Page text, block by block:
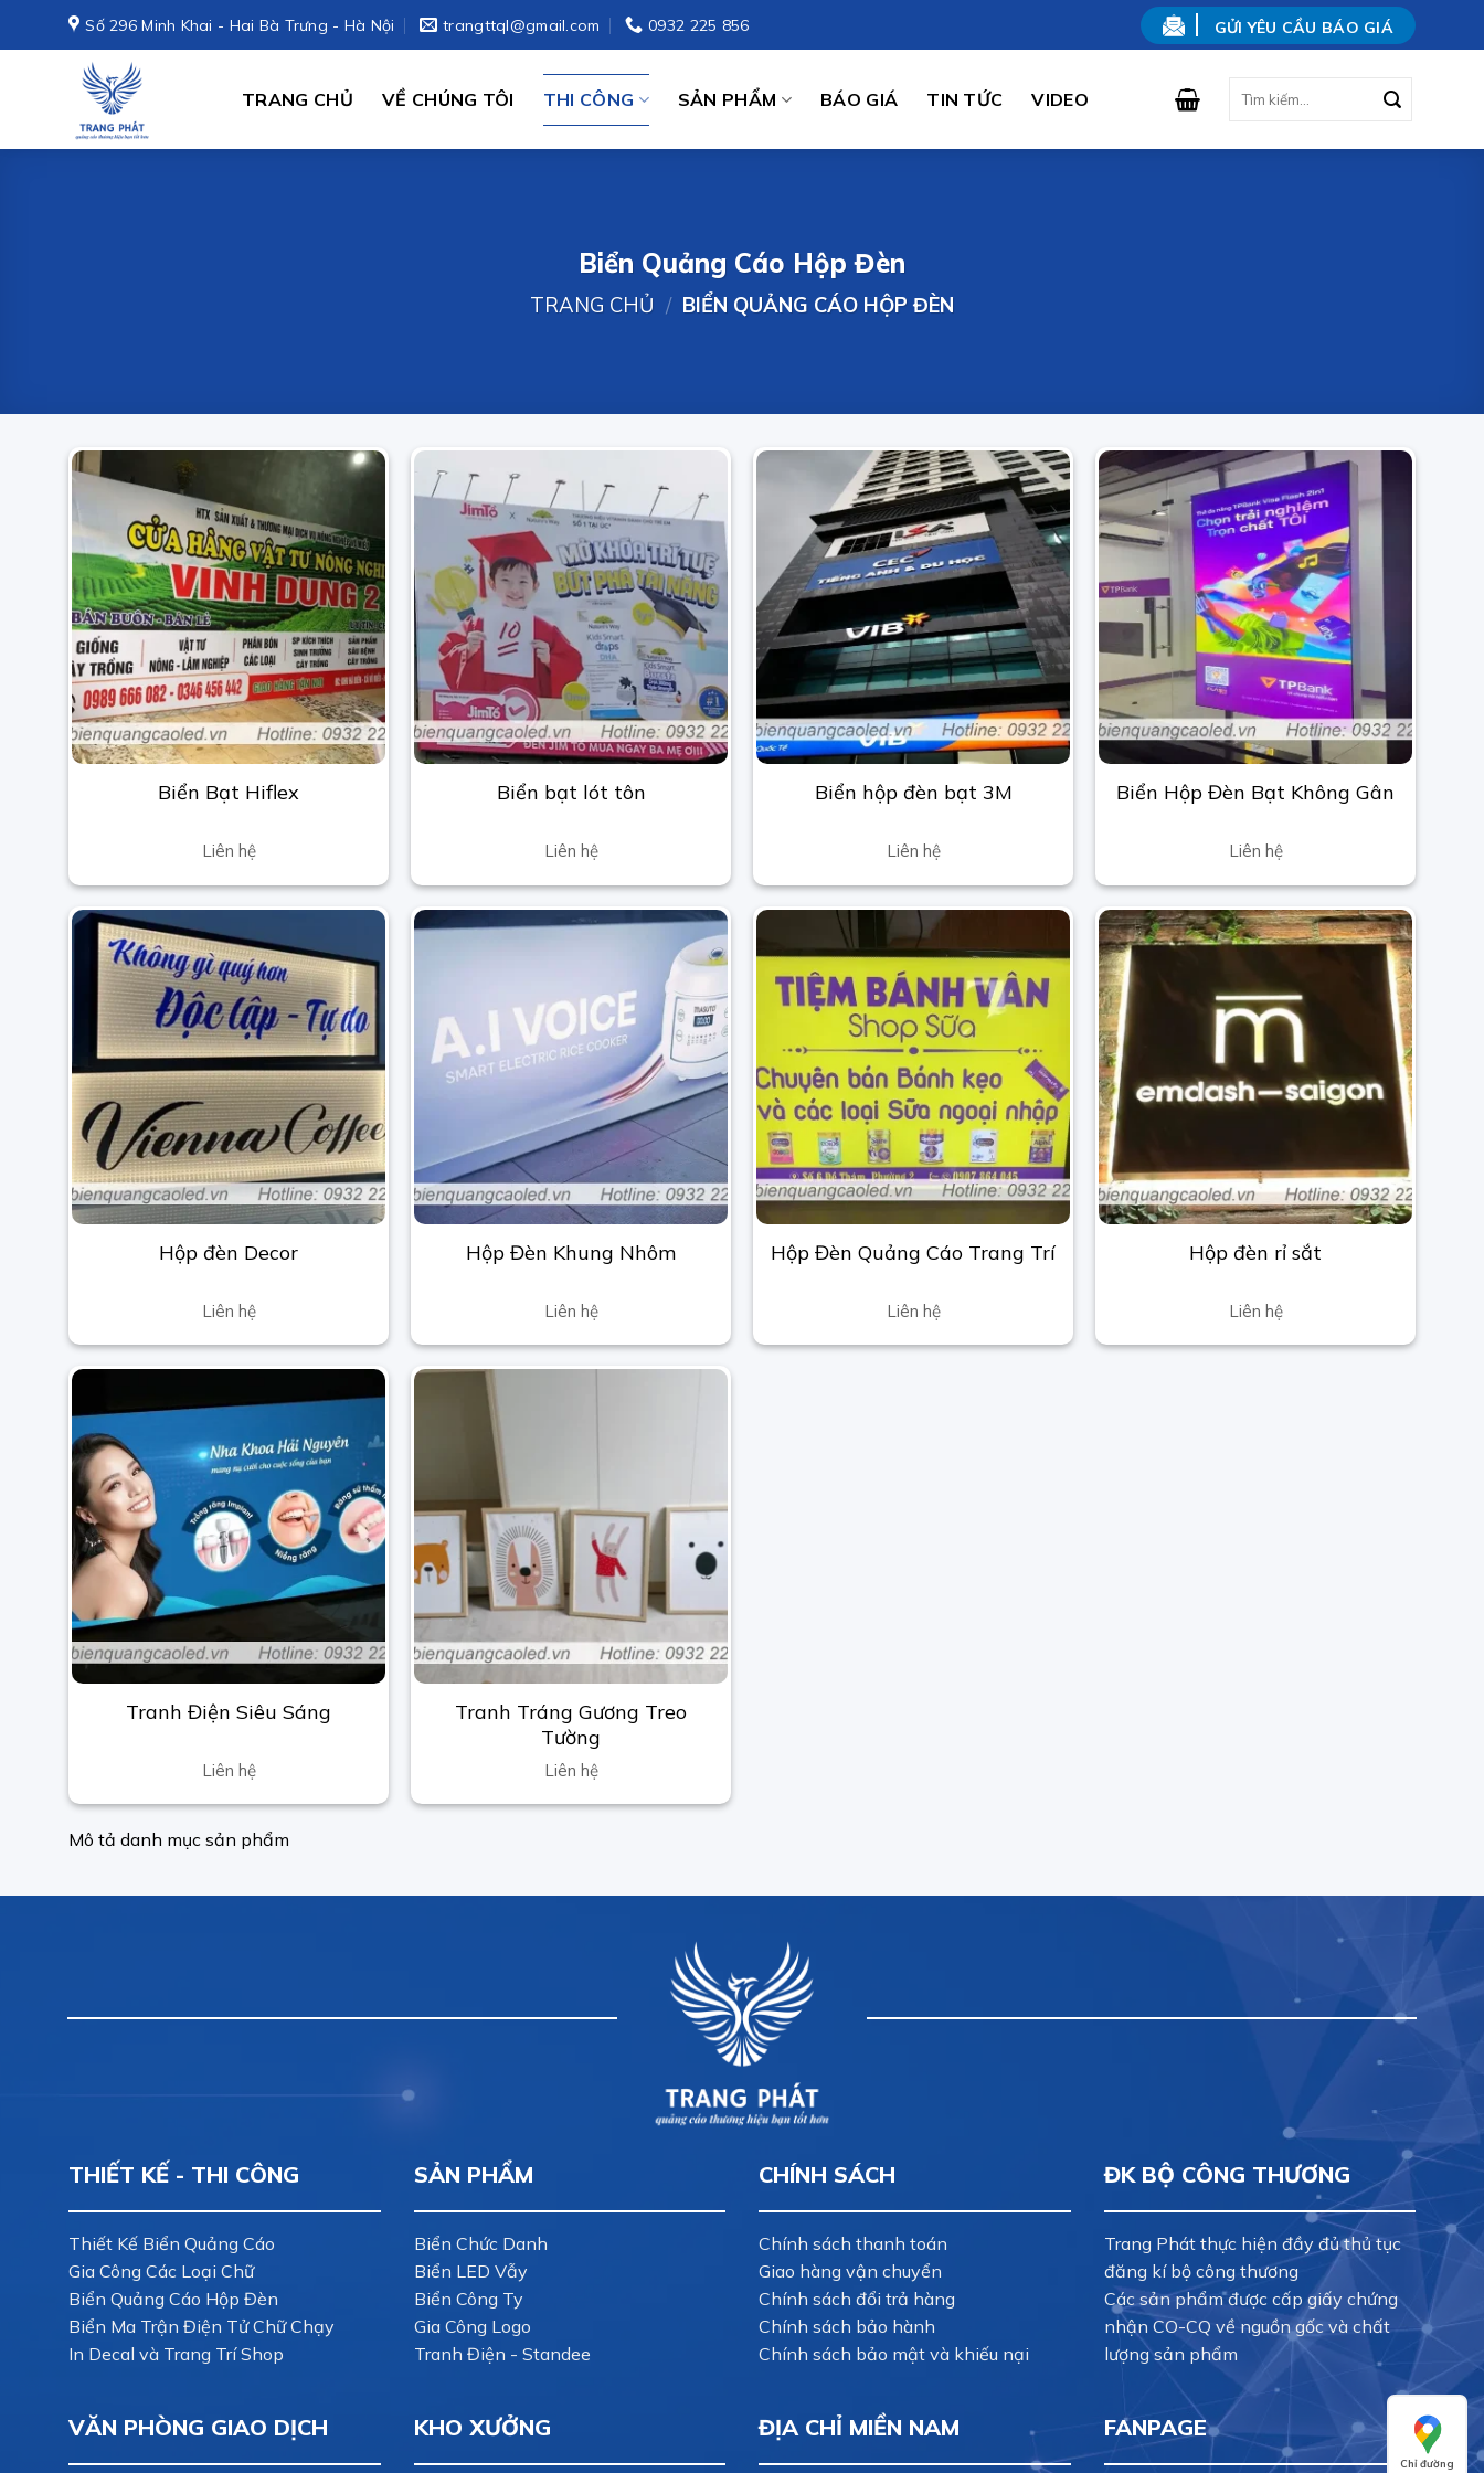
Số 296 Minh Khai - Hai Bà Trưng - Hà Nội trangttql@gmail.com 0932 225 856 GỬI YÊU CẦU BÁO GIÁ
TRANG CHỦ VỀ CHÚNG TÔI THI CÔNG SẢN PHẨM BÁO GIÁ TIN TỨC VIDEO
kiếm:
Biển Quảng Cáo Hộp Đèn
TRANG CHỦ / BIỂN QUẢNG CÁO HỘP ĐÈN
Biển Bạt Hiflex
Liên hệ
Biển bạt lót tôn
Liên hệ
Biển hộp đèn bạt 3M
Liên hệ
Biển Hộp Đèn Bạt Không Gân
Liên hệ
Hộp đèn Decor
Liên hệ
Hộp Đèn Khung Nhôm
Liên hệ
Hộp Đèn Quảng Cáo Trang Trí
Liên hệ
Hộp đèn rỉ sắt
Liên hệ
Tranh Điện Siêu Sáng
Liên hệ
Tranh Tráng Gương Treo
Tường
Liên hệ
Mô tả danh mục sản phẩm
THIẾT KẾ - THI CÔNG
Thiết Kế Biển Quảng Cáo
Gia Công Các Loại Chữ
Biển Quảng Cáo Hộp Đèn
Biển Ma Trận Điện Tử Chữ Chạy
In Decal và Trang Trí Shop
SẢN PHẨM
Biển Chức Danh
Biển LED Vẫy
Biển Công Ty
Gia Công Logo
Tranh Điện - Standee
CHÍNH SÁCH
Chính sách thanh toán
Giao hàng vận chuyển
Chính sách đổi trả hàng
Chính sách bảo hành
Chính sách bảo mật và khiếu nại
ĐK BỘ CÔNG THƯƠNG
Trang Phát thực hiện đầy đủ thủ tục
đăng kí bộ công thương
Các sản phẩm được cấp giấy chứng
nhận CO-CQ về nguồn gốc và chất
lượng sản phẩm
VĂN PHÒNG GIAO DỊCH KHO XƯỞNG ĐỊA CHỈ MIỀN NAM FANPAGE
Chỉ đường